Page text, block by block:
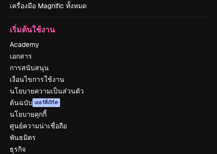
เครื่องมือ Magnific ทั้งหมด
เริ่มต้นใช้งาน
Academy
เอกสาร
การสนับสนุน
เงื่อนไขการใช้งาน
นโยบายความเป็นส่วนตัว
ต้นฉบับ เออร์ลี่เบิร์ด
นโยบายคุกกี้
ศูนย์ความน่าเชื่อถือ
พันธมิตร
ธุรกิจ